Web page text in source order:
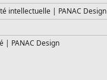
intellectuelle | PANAC Design
| PANAC Design